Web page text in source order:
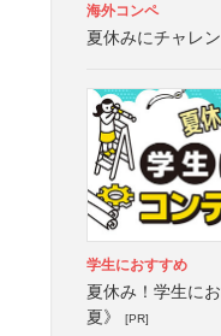
海外コンペ
夏休みにチャレ
学生におすすめ
夏休み！学生に
夏》
[PR]